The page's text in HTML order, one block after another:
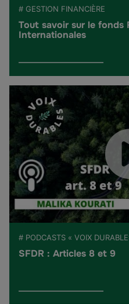
# GESTION FINANCIÈRE
Tout savoir sur le fonds
Internationales
# PODCASTS « VOIX
SFDR : Articles 8 et 9